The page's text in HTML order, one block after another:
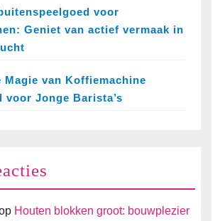
voor
Geniet van actief vermaak in
Magie van Koffiemachine
voor Jonge Barista’s
Houten blokken groot: bouwplezier